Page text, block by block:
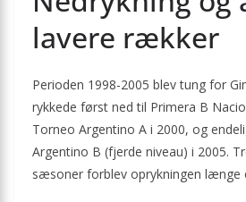
lavere rækker
Perioden 1998-2005 blev tung for
rykkede først ned til Primera B
Torneo Argentino A i 2000, og
Argentino B (fjerde niveau) i 2005.
sæsoner forblev oprykningen længe